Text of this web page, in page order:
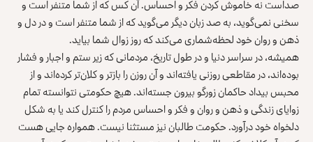
صداست نه خاموش کردن فکر و احساس. آن کس که از شما متنفر است و
سخنی نمی‌گوید، به صد زبان دیگر می‌گوید که از شما متنفر است و در دل و
ذهن و روان خود لحظه‌شماری می‌کند که روز زوال شما بیاید.
همیشه، در سراسر دنیا و در طول تاریخ، مردمانی که زیر ستم و اجبار و فشار
بوده‌اند، در مقاطعی روزنی یافته‌اند و آن روزن را بازتر و کلان‌تر کرده‌اند و از
محبس بیداد حاکمان زورگو بیرون جسته‌اند. هیچ حکومتی نتوانسته تمام
زوایای زندگی و ذهن و روان و فکر و احساس مردم را کنترل کند یا به شکل
دلخواه خود درآورد. حکومت طالبان نیز مستثنا نیست. همواره جایی هست